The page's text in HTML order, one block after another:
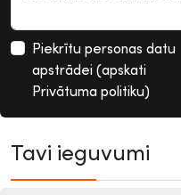
Piekrītu personas datu
apstrādei (apskati
Privātuma politiku)
Tavi ieguvumi